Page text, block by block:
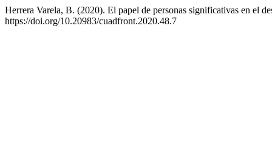
Herrera Varela, B. (2020). El papel de personas significativas en el
https://doi.org/10.20983/cuadfront.2020.48.7